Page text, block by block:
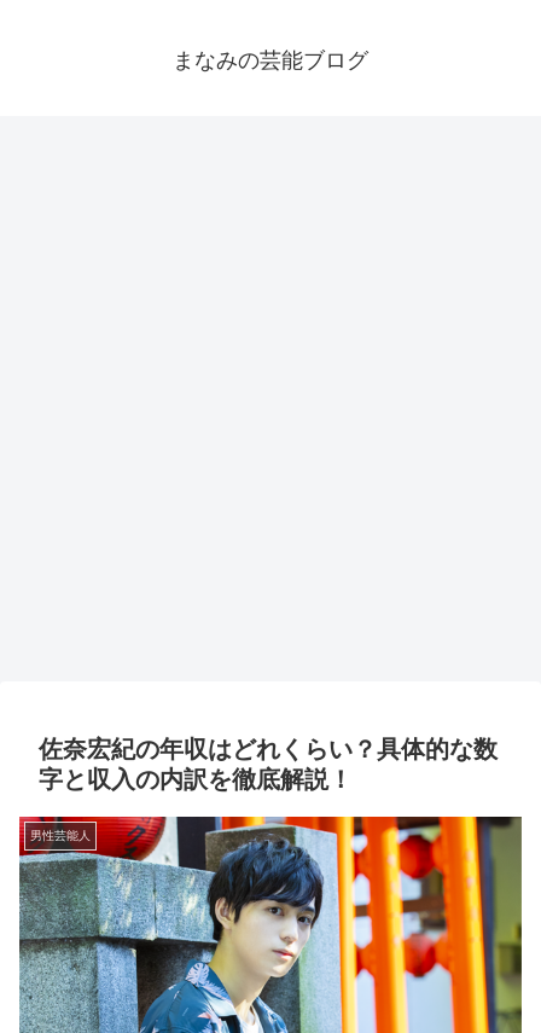
まなみの芸能ブログ
佐奈宏紀の年収はどれくらい？具体的な数
字と収入の内訳を徹底解説！
男性芸能人